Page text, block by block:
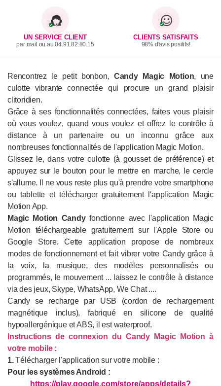
UN SERVICE CLIENT
par mail ou au 04.91.82.80.15
CLIENTS SATISFAITS
98% d'avis positifs!
Rencontrez le petit bonbon, Candy Magic Motion, une
culotte vibrante connectée qui procure un grand plaisir
clitoridien.
Grâce à ses fonctionnalités connectées, faites vous plaisir
où vous voulez, quand vous voulez et offrez le contrôle à
distance à un partenaire ou un inconnu grâce aux
nombreuses fonctionnalités de l'application Magic Motion.
Glissez le, dans votre culotte (à gousset de préférence) et
appuyez sur le bouton pour le mettre en marche, le cercle
s'allume. Il ne vous reste plus qu'à prendre votre smartphone
ou tablette et télécharger gratuitement l'application Magic
Motion App.
Magic Motion Candyfonctionne avec l'application Magic
Motion téléchargeable gratuitement sur l'Apple Store ou
Google Store. Cette application propose de nombreux
modes de fonctionnement et fait vibrer votre Candy grâce à
la voix, la musique, des modèles personnalisés ou
programmés, le mouvement ... laissez le contrôle à distance
via des jeux, Skype, WhatsApp, We Chat ....
Candy se recharge par USB (cordon de rechargement
magnétique inclus), fabriqué en silicone de qualité
hypoallergénique et ABS, il est waterproof.
Instructions de connexion du Candy Magic Motion à
votre mobile :
1.Télécharger l'application sur votre mobile :
Pour les systèmes Android :
https://play.google.com/store/apps/details?